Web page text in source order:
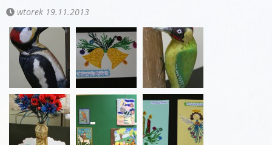
wtorek 19.11.2013